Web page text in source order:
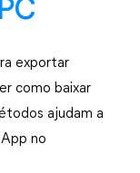
exportar
como baixar
ajudam a
no